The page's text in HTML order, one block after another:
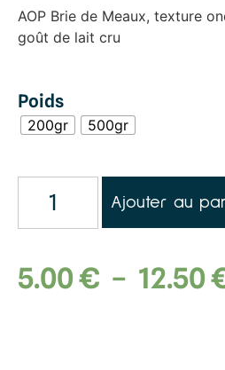
AOP Brie de Meaux, texture
goût de lait cru
Poids
200gr 500gr
Ajouter au
5.00€ – 12.50